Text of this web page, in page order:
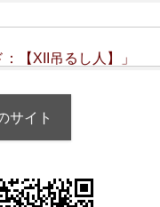
【XII吊るし人】」
サイト